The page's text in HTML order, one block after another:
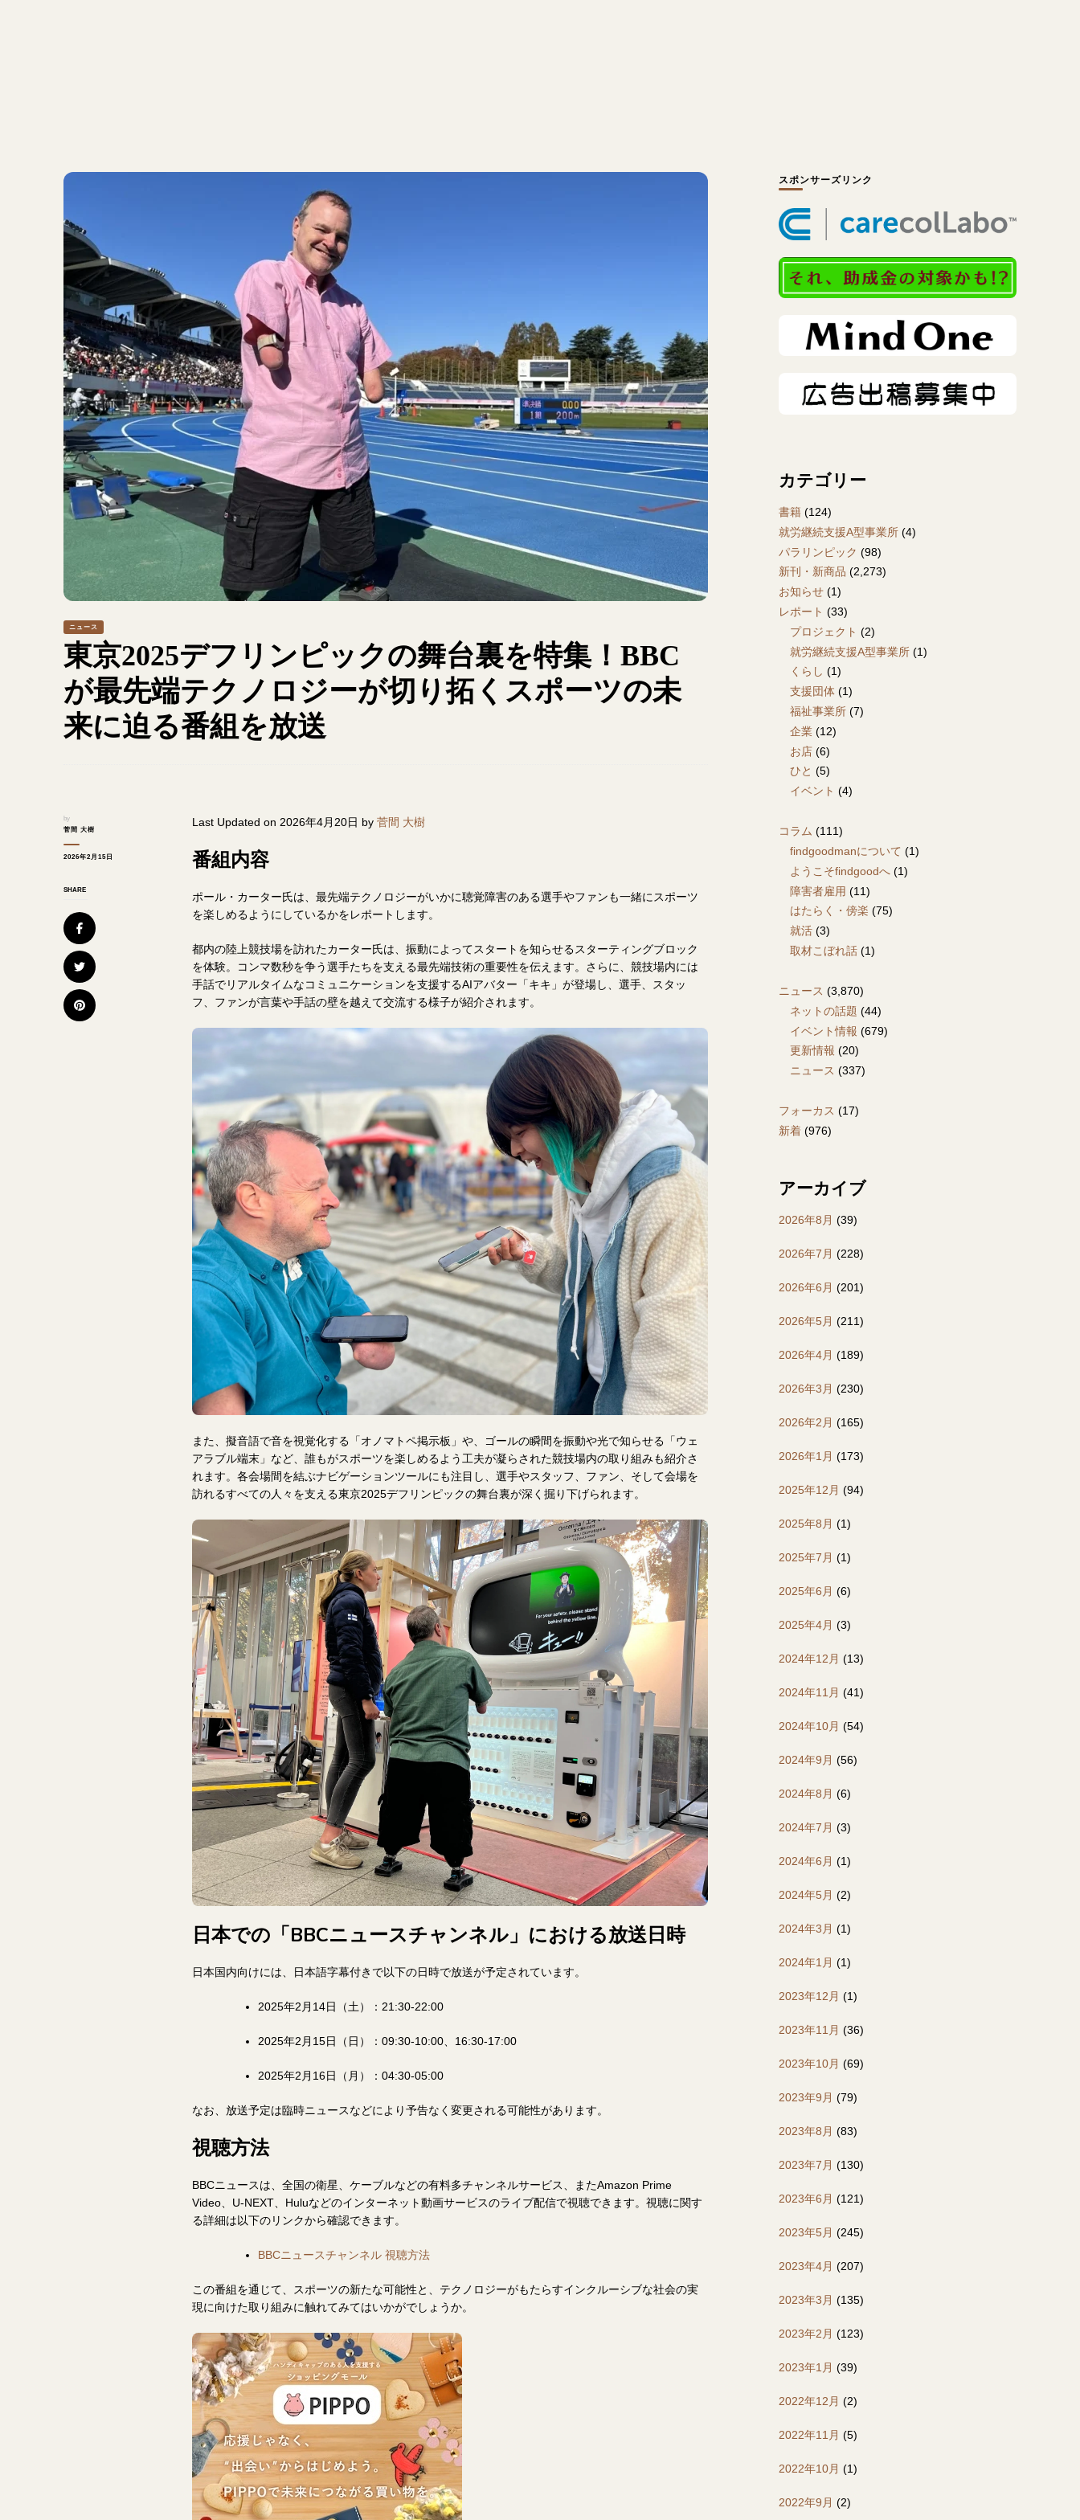
ニュース
東京2025デフリンピックの舞台裏を特集！BBC
が最先端テクノロジーが切り拓くスポーツの未
来に迫る番組を放送
by
菅間 大樹
2026年2月15日
SHARE
Last Updated on 2026年4月20日 by 菅間 大樹
番組内容
ポール・カーター氏は、最先端テクノロジーがいかに聴覚障害のある選手やファンも一緒にスポーツ
を楽しめるようにしているかをレポートします。
都内の陸上競技場を訪れたカーター氏は、振動によってスタートを知らせるスターティングブロック
を体験。コンマ数秒を争う選手たちを支える最先端技術の重要性を伝えます。さらに、競技場内には
手話でリアルタイムなコミュニケーションを支援するAIアバター「キキ」が登場し、選手、スタッ
フ、ファンが言葉や手話の壁を越えて交流する様子が紹介されます。
また、擬音語で音を視覚化する「オノマトペ掲示板」や、ゴールの瞬間を振動や光で知らせる「ウェ
アラブル端末」など、誰もがスポーツを楽しめるよう工夫が凝らされた競技場内の取り組みも紹介さ
れます。各会場間を結ぶナビゲーションツールにも注目し、選手やスタッフ、ファン、そして会場を
訪れるすべての人々を支える東京2025デフリンピックの舞台裏が深く掘り下げられます。
日本での「BBCニュースチャンネル」における放送日時
日本国内向けには、日本語字幕付きで以下の日時で放送が予定されています。
2025年2月14日（土）：21:30-22:00
2025年2月15日（日）：09:30-10:00、16:30-17:00
2025年2月16日（月）：04:30-05:00
なお、放送予定は臨時ニュースなどにより予告なく変更される可能性があります。
視聴方法
BBCニュースは、全国の衛星、ケーブルなどの有料多チャンネルサービス、またAmazon Prime
Video、U-NEXT、Huluなどのインターネット動画サービスのライブ配信で視聴できます。視聴に関す
る詳細は以下のリンクから確認できます。
BBCニュースチャンネル 視聴方法
この番組を通じて、スポーツの新たな可能性と、テクノロジーがもたらすインクルーシブな社会の実
現に向けた取り組みに触れてみてはいかがでしょうか。
スポンサーズリンク
カテゴリー
書籍(124)
就労継続支援A型事業所(4)
パラリンピック (98)
新刊・新商品 (2,273)
お知らせ(1)
レポート (33)
プロジェクト (2)
就労継続支援A型事業所(1)
くらし (1)
支援団体(1)
福祉事業所(7)
企業(12)
お店(6)
ひと (5)
イベント (4)
コラム (111)
findgoodmanについて (1)
ようこそfindgoodへ(1)
障害者雇用 (11)
はたらく・傍楽 (75)
就活(3)
取材こぼれ話(1)
ニュース (3,870)
ネットの話題 (44)
イベント情報 (679)
更新情報 (20)
ニュース (337)
フォーカス (17)
新着(976)
アーカイブ
2026年8月 (39)
2026年7月 (228)
2026年6月 (201)
2026年5月 (211)
2026年4月 (189)
2026年3月 (230)
2026年2月 (165)
2026年1月 (173)
2025年12月 (94)
2025年8月 (1)
2025年7月 (1)
2025年6月 (6)
2025年4月 (3)
2024年12月 (13)
2024年11月 (41)
2024年10月 (54)
2024年9月 (56)
2024年8月 (6)
2024年7月 (3)
2024年6月 (1)
2024年5月 (2)
2024年3月 (1)
2024年1月 (1)
2023年12月 (1)
2023年11月 (36)
2023年10月 (69)
2023年9月 (79)
2023年8月 (83)
2023年7月 (130)
2023年6月 (121)
2023年5月 (245)
2023年4月 (207)
2023年3月 (135)
2023年2月 (123)
2023年1月 (39)
2022年12月 (2)
2022年11月 (5)
2022年10月 (1)
2022年9月 (2)